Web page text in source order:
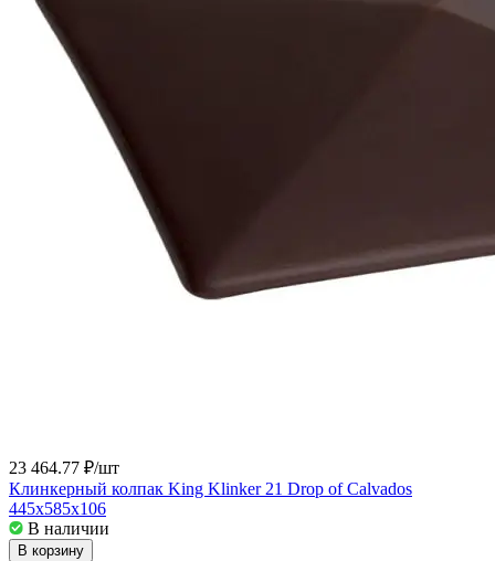
23 464.77 ₽/шт
Клинкерный колпак King Klinker 21 Drop of Calvados
445x585x106
В наличии
В корзину